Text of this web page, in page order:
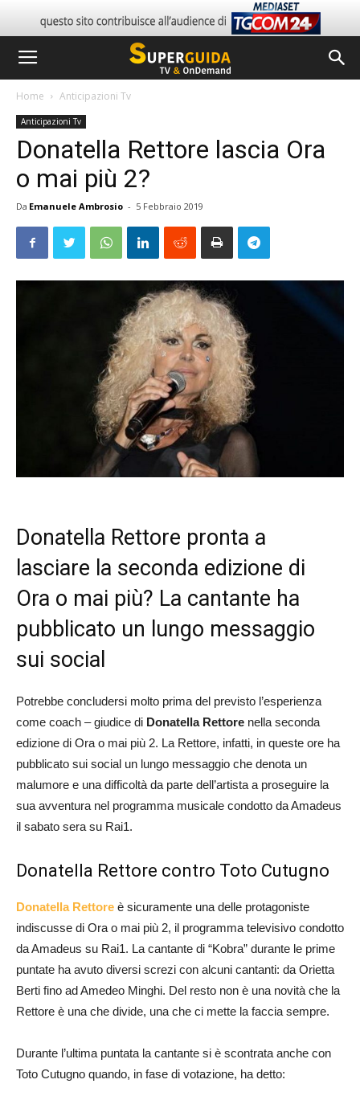
Home Anticipazioni Tv
Anticipazioni Tv
Donatella Rettore lascia Ora
o mai più 2?
Da Emanuele Ambrosio - 5 Febbraio 2019
Donatella Rettore pronta a
lasciare la seconda edizione di
Ora o mai più? La cantante ha
pubblicato un lungo messaggio
sui social
Potrebbe concludersi molto prima del previsto l’esperienza
come coach – giudice di Donatella Rettore nella seconda
edizione di Ora o mai più 2. La Rettore, infatti, in queste ore ha
pubblicato sui social un lungo messaggio che denota un
malumore e una difficoltà da parte dell’artista a proseguire la
sua avventura nel programma musicale condotto da Amadeus
il sabato sera su Rai1.
Donatella Rettore contro Toto Cutugno
Donatella Rettore è sicuramente una delle protagoniste
indiscusse di Ora o mai più 2, il programma televisivo condotto
da Amadeus su Rai1. La cantante di “Kobra” durante le prime
puntate ha avuto diversi screzi con alcuni cantanti: da Orietta
Berti fino ad Amedeo Minghi. Del resto non è una novità che la
Rettore è una che divide, una che ci mette la faccia sempre.
Durante l’ultima puntata la cantante si è scontrata anche con
Toto Cutugno quando, in fase di votazione, ha detto: